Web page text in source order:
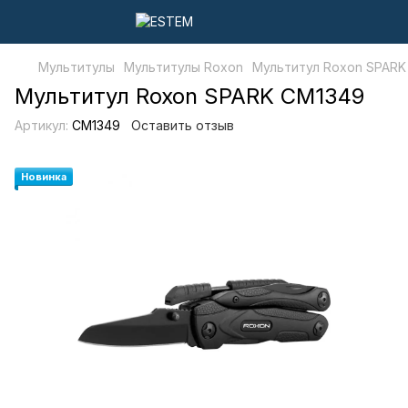
Мультитулы Мультитулы Roxon Мультитул Roxon
Мультитул Roxon SPARK CM1349
Артикул: CM1349 Оставить отзыв
Новинка